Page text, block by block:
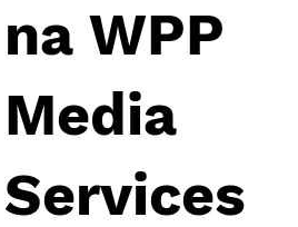
na WPP
Media
Services